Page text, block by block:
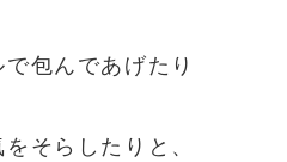
包んであげたり
そらしたりと、